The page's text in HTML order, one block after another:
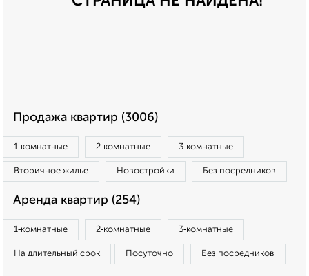
Продажа квартир (3006)
1‑комнатные 2‑комнатные 3‑комнатные
Вторичное жилье Новостройки Без посредников
Аренда квартир (254)
1‑комнатные 2‑комнатные 3‑комнатные
На длительный срок Посуточно Без посредников